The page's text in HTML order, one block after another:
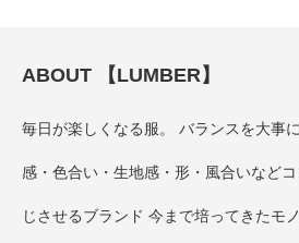
ABOUT 【LUMBER】
毎日が楽しくなる服。 バランスを大事
感・色合い・生地感・形・風合いなど
じさせるブランド 今まで培ってきたモ